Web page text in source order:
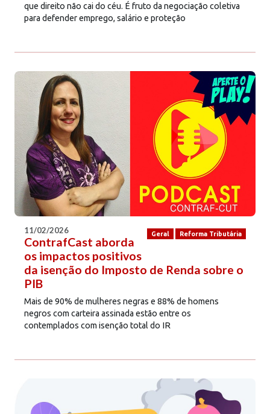
que direito não cai do céu. É fruto da negociação coletiva
para defender emprego, salário e proteção
Geral Reforma Tributária
11/02/2026
ContrafCast aborda
os impactos positivos
da isenção do Imposto de Renda sobre o
PIB
Mais de 90% de mulheres negras e 88% de homens
negros com carteira assinada estão entre os
contemplados com isenção total do IR